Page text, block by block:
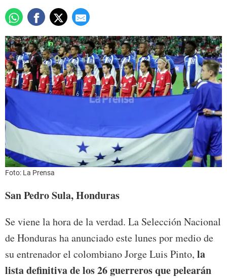
Foto: La Prensa
San Pedro Sula, Honduras
Se viene la hora de la verdad. La Selección Nacional
de Honduras ha anunciado este lunes por medio de
su entrenador el colombiano Jorge Luis Pinto, la
lista definitiva de los 26 guerreros que pelearán